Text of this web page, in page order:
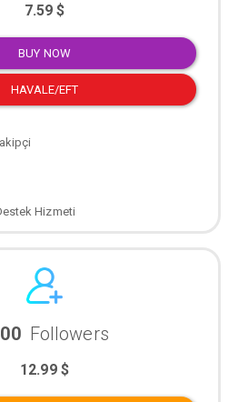
7.59 $
BUY NOW
HAVALE/EFT
Hizmeti
Followers
12.99 $